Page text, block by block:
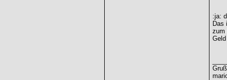
:ja:
Das
zum
Gruß,